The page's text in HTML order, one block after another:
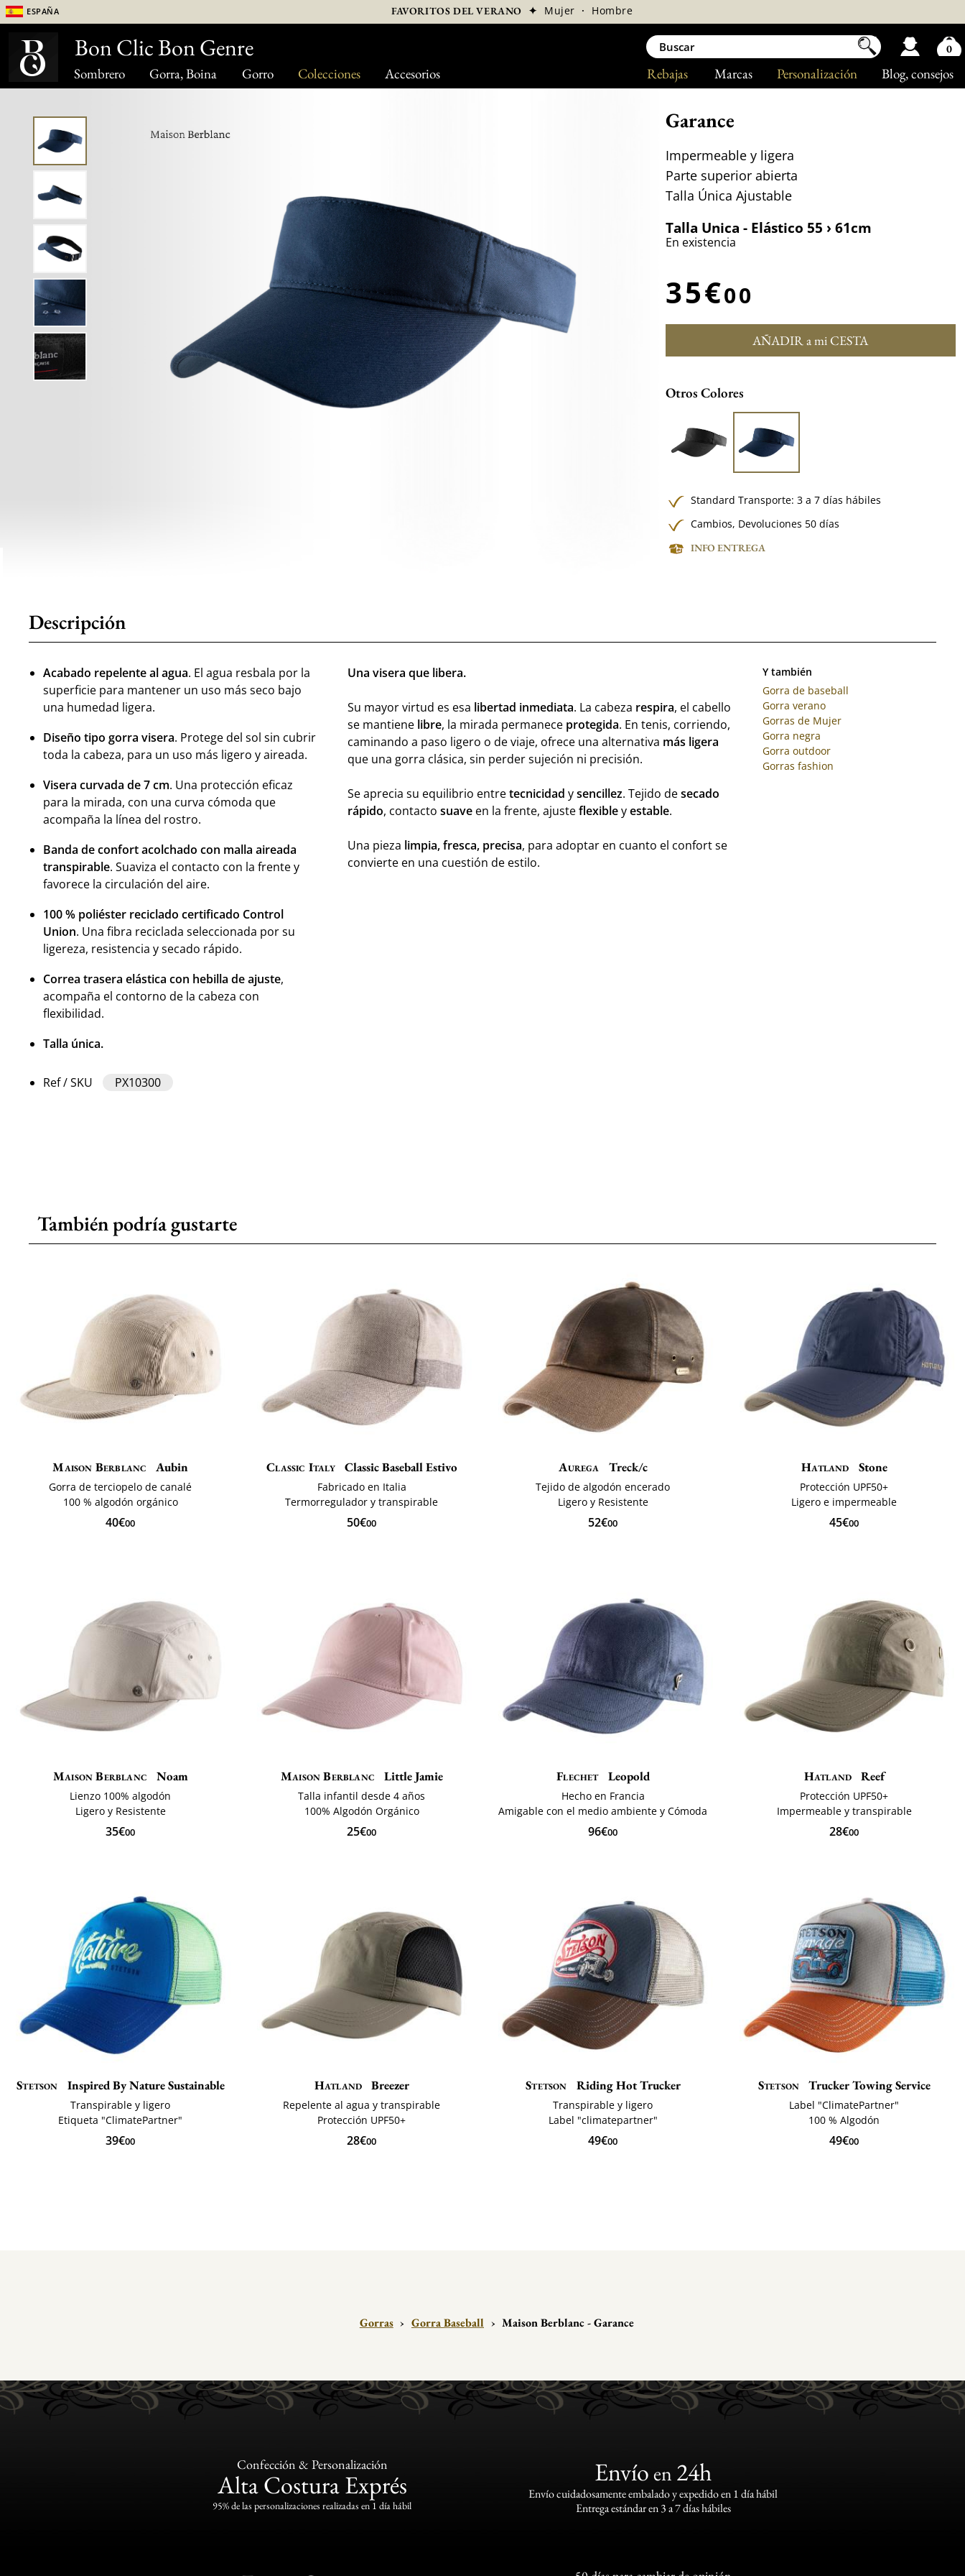
Sombrero Gorra, Boina Gorro Colecciones Accesorios Blog, consejos
Personalización
Marcas
Rebajas
España FAVORITOS DEL VERANO ✦ Mujer · Hombre
Garance
Impermeable y ligera
Parte superior abierta
Talla Única Ajustable
Talla Unica - Elástico 55 › 61cm
En existencia
35€00
AÑADIR a mi CESTA
Otros Colores
Standard Transporte: 3 a 7 días hábiles
Cambios, Devoluciones 50 días
INFO ENTREGA
Descripción
Acabado repelente al agua. El agua resbala por la
superficie para mantener un uso más seco bajo
una humedad ligera.
Diseño tipo gorra visera. Protege del sol sin cubrir
toda la cabeza, para un uso más ligero y aireada.
Visera curvada de 7 cm. Una protección eficaz
para la mirada, con una curva cómoda que
acompaña la línea del rostro.
Banda de confort acolchado con malla aireada
transpirable. Suaviza el contacto con la frente y
favorece la circulación del aire.
100 % poliéster reciclado certificado Control
Union. Una fibra reciclada seleccionada por su
ligereza, resistencia y secado rápido.
Correa trasera elástica con hebilla de ajuste,
acompaña el contorno de la cabeza con
flexibilidad.
Talla única.
Ref / SKU PX10300
Una visera que libera.
Su mayor virtud es esa libertad inmediata. La cabeza respira, el cabello
se mantiene libre, la mirada permanece protegida. En tenis, corriendo,
caminando a paso ligero o de viaje, ofrece una alternativa más ligera
que una gorra clásica, sin perder sujeción ni precisión.
Se aprecia su equilibrio entretecnicidad ysencillez. Tejido desecado
rápido, contacto suaveen la frente, ajusteflexibleyestable.
Una pieza limpia, fresca, precisa, para adoptar en cuanto el confort se
convierte en una cuestión de estilo.
Y también
Gorra de baseball
Gorra verano
Gorras de Mujer
Gorra negra
Gorra outdoor
Gorras fashion
También podría gustarte
Maison Berblanc Aubin
Gorra de terciopelo de canalé
100 % algodón orgánico
40€00
Classic Italy Classic Baseball Estivo
Fabricado en Italia
Termorregulador y transpirable
50€00
Aurega Treck/c
Tejido de algodón encerado
Ligero y Resistente
52€00
Hatland Stone
Protección UPF50+
Ligero e impermeable
45€00
Maison Berblanc Noam
Lienzo 100% algodón
Ligero y Resistente
35€00
Maison Berblanc Little Jamie
Talla infantil desde 4 años
100% Algodón Orgánico
25€00
Flechet Leopold
Hecho en Francia
Amigable con el medio ambiente y Cómoda
96€00
Hatland Reef
Protección UPF50+
Impermeable y transpirable
28€00
Stetson Inspired By Nature Sustainable
Transpirable y ligero
Etiqueta "ClimatePartner"
39€00
Hatland Breezer
Repelente al agua y transpirable
Protección UPF50+
28€00
Stetson Riding Hot Trucker
Transpirable y ligero
Label "climatepartner"
49€00
Stetson Trucker Towing Service
Label "ClimatePartner"
100 % Algodón
49€00
Gorras › Gorra Baseball › Maison Berblanc - Garance
Confección & Personalización
Alta Costura Exprés
95% de las personalizaciones realizadas en 1 día hábil
Envíoen 24h
Envío cuidadosamente embalado y expedido en 1 día hábil
Entrega estándar en 3 a 7 días hábiles
Bon Clic Bon Genre 0